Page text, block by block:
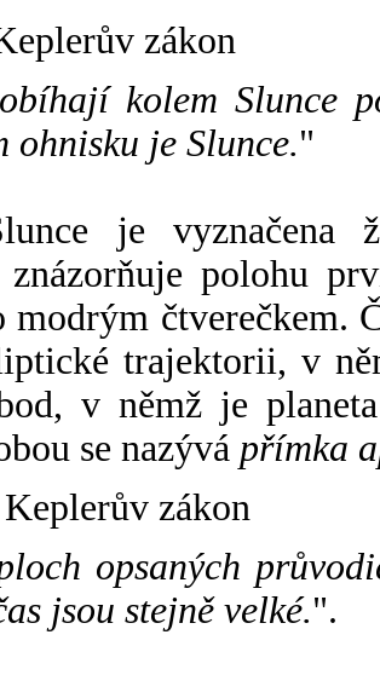
zákon
kolem Slunce
ohnisku je Slunce."
je vyznačena
znázorňuje polohu
modrým čtverečkem.
trajektorii, v
v němž je
se nazývá přímka
zákon
opsaných
jsou stejně velké.".